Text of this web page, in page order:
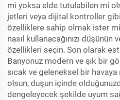
mi yoksa elde tutulabilen mi
jetleri veya dijital kontroller
özelliklere sahip olmak ister
nasıl kullanacağınızı
özellikleri seçin. Son olarak
Banyonuz modern ve şık bir
sıcak ve geleneksel bir
olsun, duşun içinde
dengeleyecek şekilde uyum